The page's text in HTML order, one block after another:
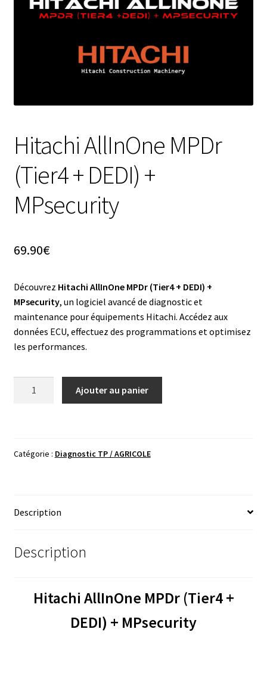
Hitachi AllInOne MPDr
(Tier4 + DEDI) +
MPsecurity
69.90€
Découvrez Hitachi AllInOne MPDr (Tier4 + DEDI) +
MPsecurity, un logiciel avancé de diagnostic et
maintenance pour équipements Hitachi. Accédez aux
données ECU, effectuez des programmations et optimisez
les performances.
(Tier4
MPsecurity
Ajouter au panier
Catégorie : Diagnostic TP / AGRICOLE
Description
Description
Hitachi AllInOne MPDr (Tier4 +
DEDI) + MPsecurity